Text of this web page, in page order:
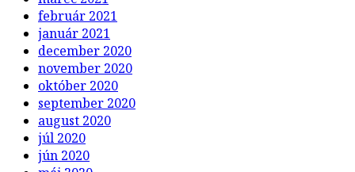
február 2021
január 2021
december 2020
november 2020
október 2020
september 2020
august 2020
júl 2020
jún 2020